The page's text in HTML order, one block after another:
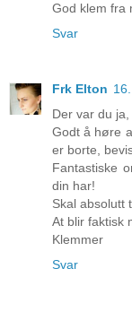
God klem fra
Svar
Frk Elton
Der var du
Godt å høre
er borte,
Fantastiske
din har!
Skal absolutt
At blir faktisk
Klemmer
Svar